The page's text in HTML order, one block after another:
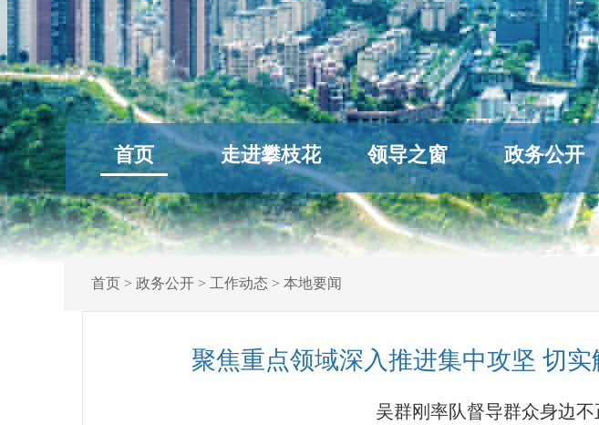
首页 走进攀枝花 领导之窗 政务公开
首页> 政务公开> 工作动态 > 本地要闻
聚焦重点领域深入推进集中攻坚 切
吴群刚率队督导群众身边